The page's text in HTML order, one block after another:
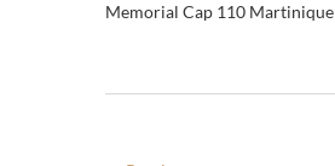
Memorial Cap 110 Martinique